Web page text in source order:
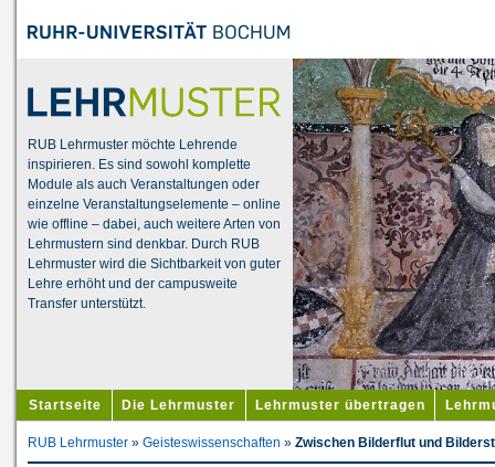
RUB Lehrmuster möchte Lehrende
inspirieren. Es sind sowohl komplette
Module als auch Veranstaltungen oder
einzelne Veranstaltungselemente – online
wie offline – dabei, auch weitere Arten von
Lehrmustern sind denkbar. Durch RUB
Lehrmuster wird die Sichtbarkeit von guter
Lehre erhöht und der campusweite
Transfer unterstützt.
Startseite Die Lehrmuster Lehrmuster übertragen
RUB Lehrmuster » Geisteswissenschaften » Zwischen Bilderflut und